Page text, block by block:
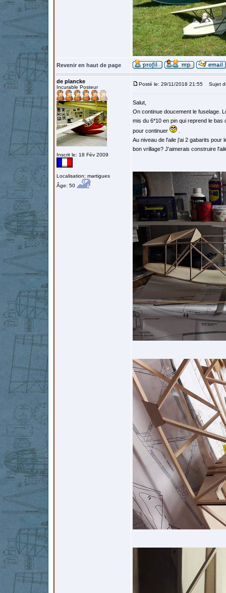
Revenir en haut de page
de plancke
Incurable Posteur
Inscrit le: 18 Fév 2009
Localisation: martigues
Âge: 50
Posté le: 29/11/2018 21:55 Sujet
Salut,
On continue doucement le fuselage.
mis du 6*10 en pin qui reprend le
pour continuer
Au niveau de l'aile j'ai 2 gabarits pour
bon vrillage? J'aimerais construire